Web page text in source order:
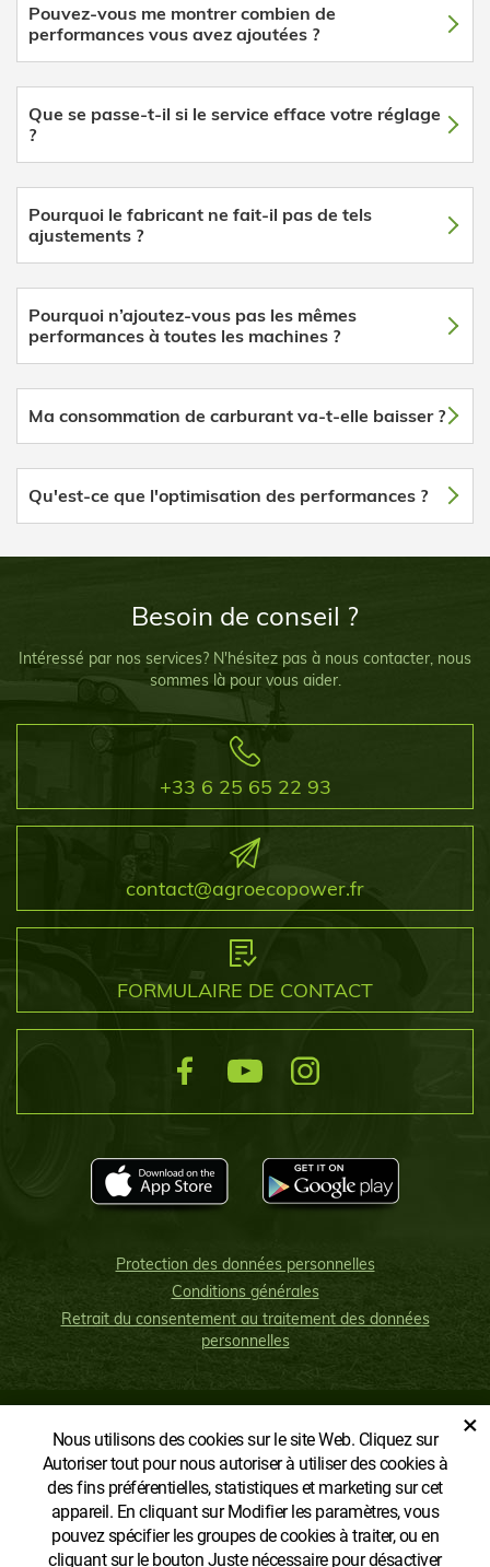
Nous utilisons des cookies sur le site Web. Cliquez sur
Autoriser tout pour nous autoriser à utiliser des cookies à
des fins préférentielles, statistiques et marketing sur cet
appareil. En cliquant sur Modifier les paramètres, vous
pouvez spécifier les groupes de cookies à traiter, ou en
cliquant sur le bouton Juste nécessaire pour désactiver
×
Pouvez-vous me montrer combien de
performances vous avez ajoutées ?
Que se passe-t-il si le service efface votre réglage
?
Pourquoi le fabricant ne fait-il pas de tels
ajustements ?
Pourquoi n’ajoutez-vous pas les mêmes
performances à toutes les machines ?
Ma consommation de carburant va-t-elle baisser ?
Qu'est-ce que l'optimisation des performances ?
Besoin de conseil ?
Intéressé par nos services? N'hésitez pas à nous contacter, nous
sommes là pour vous aider.
+33 6 25 65 22 93
contact@agroecopower.fr
FORMULAIRE DE CONTACT
Protection des données personnelles
Conditions générales
Retrait du consentement au traitement des données
personnelles
AFFICHER LA VERSION CLASSIQUE